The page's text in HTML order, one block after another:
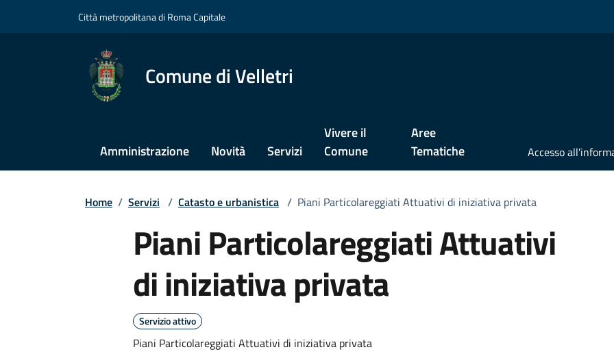
Città metropolitana di Roma Capitale
Comune di Velletri
Amministrazione Novità Servizi
Vivere il
Comune
Aree
Tematiche
Home / Servizi / Catasto e urbanistica / Piani Particolareggiati Attuativi di iniziativa privata
Piani Particolareggiati Attuativi
di iniziativa privata
Servizio attivo
Piani Particolareggiati Attuativi di iniziativa privata